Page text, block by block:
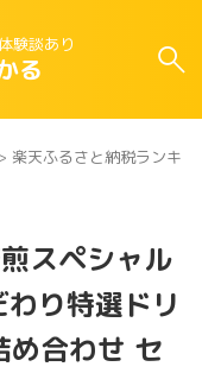
験談あり
る
楽天ふるさと納税ランキン
スペシャル
り特選ドリ
合わせ セ